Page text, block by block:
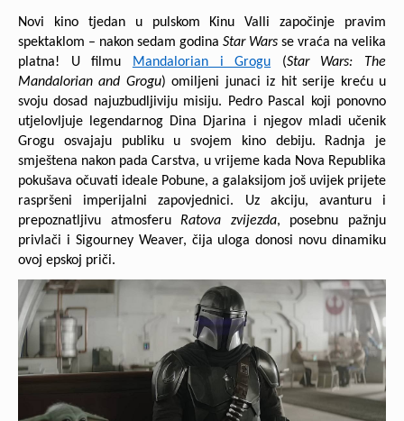
Novi kino tjedan u pulskom Kinu Valli započinje pravim
spektaklom – nakon sedam godina Star Wars se vraća na velika
platna! U filmu
Mandalorian i Grogu (Star Wars: The
Mandalorian and Grogu) omiljeni junaci iz hit serije kreću u
svoju dosad najuzbudljiviju misiju. Pedro Pascal koji ponovno
utjelovljuje legendarnog Dina Djarina i njegov mladi učenik
Grogu osvajaju publiku u svojem kino debiju. Radnja je
smještena nakon pada Carstva, u vrijeme kada Nova Republika
pokušava očuvati ideale Pobune, a galaksijom još uvijek prijete
raspršeni imperijalni zapovjednici. Uz akciju, avanturu i
prepoznatljivu atmosferuRatova zvijezda, posebnu pažnju
privlači i Sigourney Weaver, čija uloga donosi novu dinamiku
ovoj epskoj priči.